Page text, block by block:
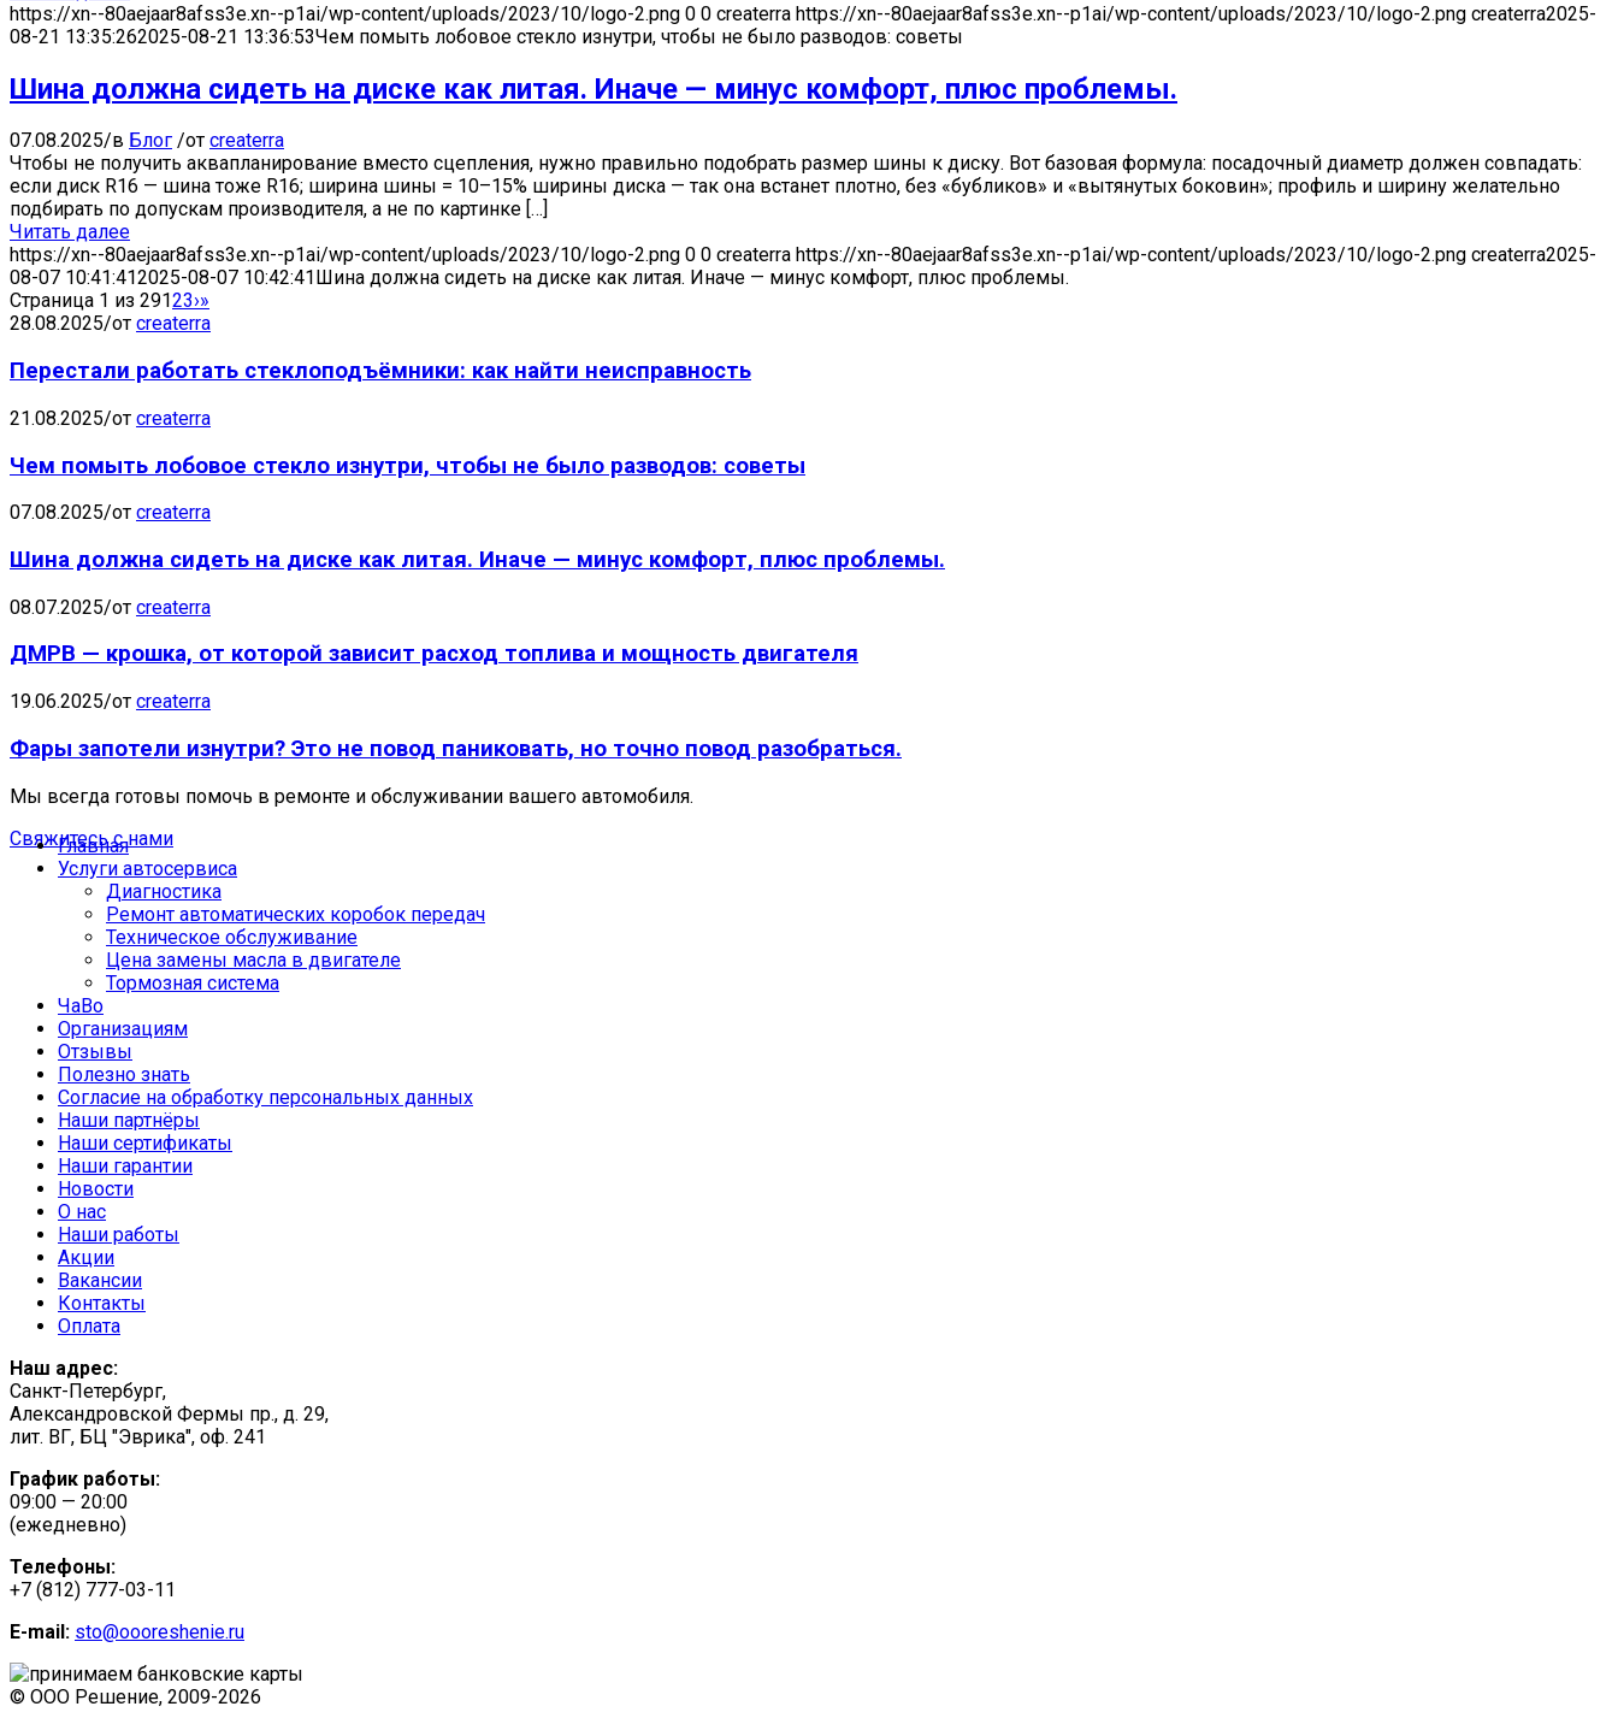
https://xn--80aejaar8afss3e.xn--p1ai/wp-content/uploads/2023/10/logo-2.png 0 0 createrra https://xn--80aejaar8afss3e.xn--p1ai/wp-content/uploads/2023/10/logo-2.png createrra2025-
08-21 13:35:262025-08-21 13:36:53Чем помыть лобовое стекло изнутри, чтобы не было разводов: советы
Шина должна сидеть на диске как литая. Иначе — минус комфорт, плюс проблемы.
07.08.2025/в Блог /от createrra
Чтобы не получить аквапланирование вместо сцепления, нужно правильно подобрать размер шины к диску. Вот базовая формула: посадочный диаметр должен совпадать:
если диск R16 — шина тоже R16; ширина шины = 10–15% ширины диска — так она встанет плотно, без «бубликов» и «вытянутых боковин»; профиль и ширину желательно
подбирать по допускам производителя, а не по картинке […]
Читать далее
https://xn--80aejaar8afss3e.xn--p1ai/wp-content/uploads/2023/10/logo-2.png 0 0 createrra https://xn--80aejaar8afss3e.xn--p1ai/wp-content/uploads/2023/10/logo-2.png createrra2025-
08-07 10:41:412025-08-07 10:42:41 Шина должна сидеть на диске как литая. Иначе — минус комфорт, плюс проблемы.
Страница 1 из 29123›»
28.08.2025/от createrra
Перестали работать стеклоподъёмники: как найти неисправность
21.08.2025/от createrra
Чем помыть лобовое стекло изнутри, чтобы не было разводов: советы
07.08.2025/от createrra
Шина должна сидеть на диске как литая. Иначе — минус комфорт, плюс проблемы.
08.07.2025/от createrra
ДМРВ — крошка, от которой зависит расход топлива и мощность двигателя
19.06.2025/от createrra
Фары запотели изнутри? Это не повод паниковать, но точно повод разобраться.
Мы всегда готовы помочь в ремонте и обслуживании вашего автомобиля.
Свяжитесь с нами
Главная
Услуги автосервиса
Диагностика
Ремонт автоматических коробок передач
Техническое обслуживание
Цена замены масла в двигателе
Тормозная система
ЧаВо
Организациям
Отзывы
Полезно знать
Согласие на обработку персональных данных
Наши партнёры
Наши сертификаты
Наши гарантии
Новости
О нас
Наши работы
Акции
Вакансии
Контакты
Оплата
Наш адрес:
Санкт-Петербург,
Александровской Фермы пр., д. 29,
лит. ВГ, БЦ "Эврика", оф. 241
График работы:
09:00 — 20:00
(ежедневно)
Телефоны:
+7 (812) 777-03-11
E-mail: sto@oooreshenie.ru
© ООО Решение, 2009-2026